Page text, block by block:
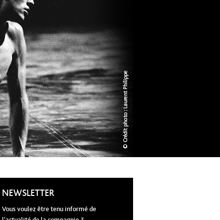
NEWSLETTER
Vous voulez être tenu informé de